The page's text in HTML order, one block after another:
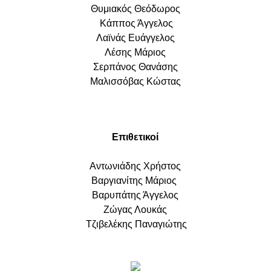
Θυμιακός Θεόδωρος
Κάππος Άγγελος
Λαϊνάς Ευάγγελος
Λέσης Μάριος
Σερπάνος Θανάσης
Μαλισσόβας Κώστας
Επιθετικοί
Αντωνιάδης Χρήστος
Βαργιανίτης Μάριος
Βαρυπάτης Άγγελος
Ζώγας Λουκάς
Τζιβελέκης Παναγιώτης